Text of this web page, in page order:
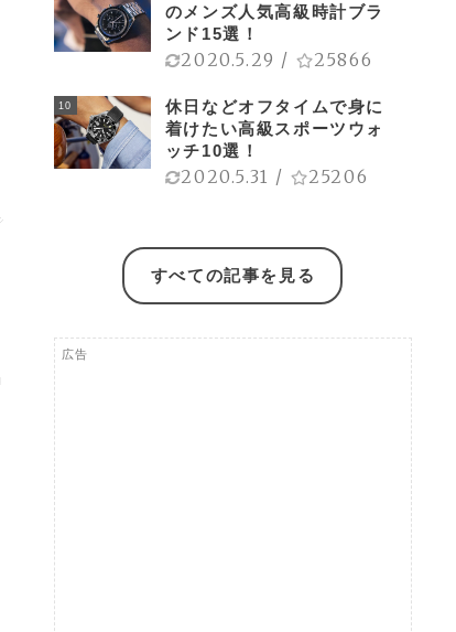
のメンズ人気高級時計ブラ
ンド15選！
2020.5.29 / 25866
10
休日などオフタイムで身に
着けたい高級スポーツウォ
ッチ10選！
2020.5.31 / 25206
すべての記事を見る
広告